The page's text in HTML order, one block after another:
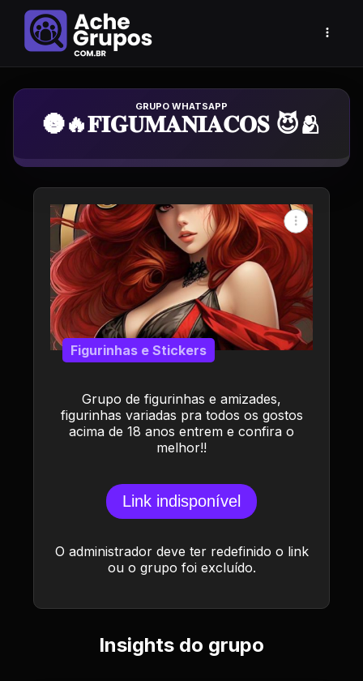
Grupo de Whatsapp
🌚🔥𝐅𝐈𝐆𝐔𝐌𝐀𝐍𝐈𝐀𝐂𝐎𝐒 😈🫂
Grupo de figurinhas e amizades,
figurinhas variadas pra todos os gostos
acima de 18 anos entrem e confira o
melhor!!
Figurinhas e Stickers
Link indisponível
O administrador deve ter redefinido o link
ou o grupo foi excluído.
Insights do grupo